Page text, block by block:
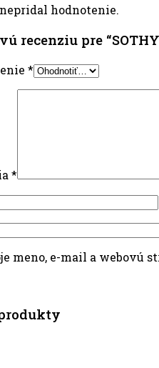
hodnotenie.
recenziu pre
*
*
meno, e-mail a webovú